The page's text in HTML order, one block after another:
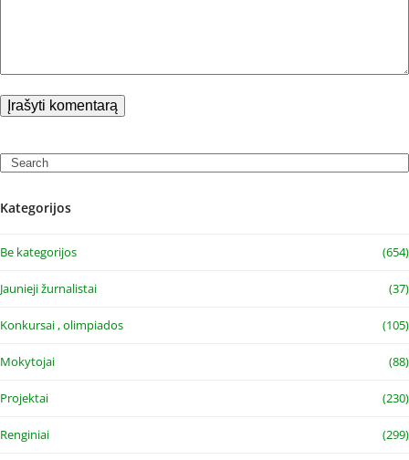
Search
Kategorijos
Be kategorijos (654)
Jaunieji žurnalistai (37)
Konkursai , olimpiados (105)
Mokytojai (88)
Projektai (230)
Renginiai (299)